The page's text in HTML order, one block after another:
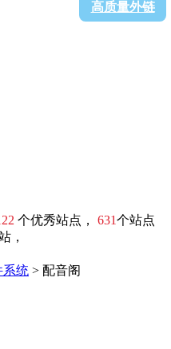
个优秀站点， 631个站点
，
高质量外链
系统 > 配音阁